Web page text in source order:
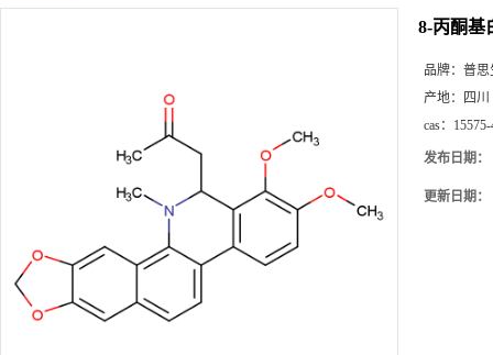
8-丙酮基
品牌： 普思
产地：
四川
cas：
发布日期：
更新日期：